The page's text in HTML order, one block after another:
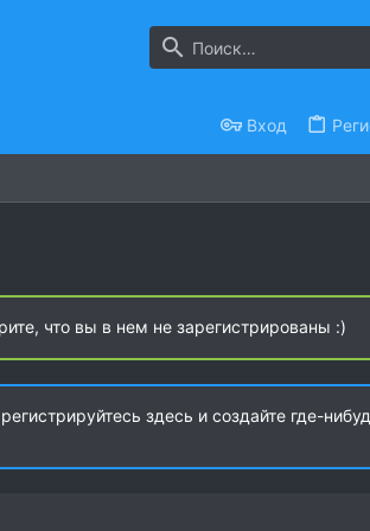
Вход
что вы в нем не зарегистрированы :)
здесь и создайте где-